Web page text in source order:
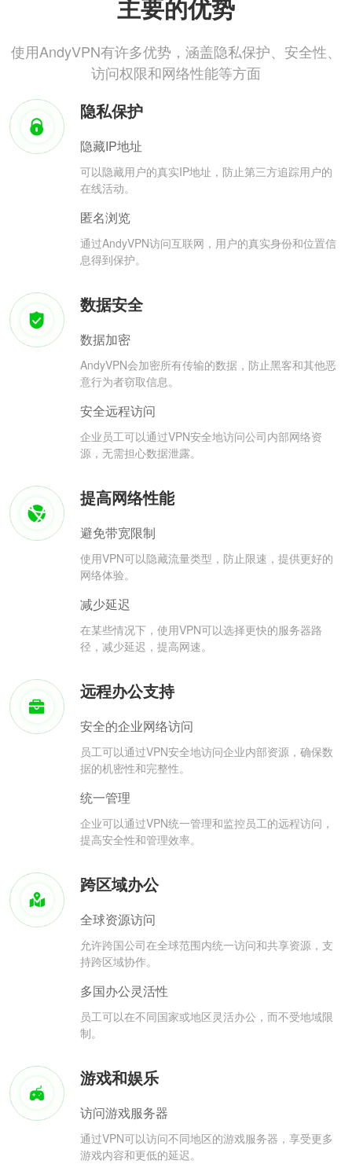
主要的优势
使用AndyVPN有许多优势，涵盖隐私保护、安全性、
访问权限和网络性能等方面
隐私保护
隐藏IP地址
可以隐藏用户的真实IP地址，防止第三方追踪用户的
在线活动。
匿名浏览
通过AndyVPN访问互联网，用户的真实身份和位置信
息得到保护。
数据安全
数据加密
AndyVPN会加密所有传输的数据，防止黑客和其他恶
意行为者窃取信息。
安全远程访问
企业员工可以通过VPN安全地访问公司内部网络资
源，无需担心数据泄露。
提高网络性能
避免带宽限制
使用VPN可以隐藏流量类型，防止限速，提供更好的
网络体验。
减少延迟
在某些情况下，使用VPN可以选择更快的服务器路
径，减少延迟，提高网速。
远程办公支持
安全的企业网络访问
员工可以通过VPN安全地访问企业内部资源，确保数
据的机密性和完整性。
统一管理
企业可以通过VPN统一管理和监控员工的远程访问，
提高安全性和管理效率。
跨区域办公
全球资源访问
允许跨国公司在全球范围内统一访问和共享资源，支
持跨区域协作。
多国办公灵活性
员工可以在不同国家或地区灵活办公，而不受地域限
制。
游戏和娱乐
访问游戏服务器
通过VPN可以访问不同地区的游戏服务器，享受更多
游戏内容和更低的延迟。